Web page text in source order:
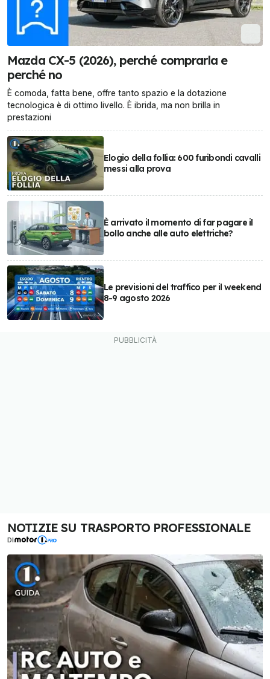
Mazda CX-5 (2026), perché comprarla e
perché no
È comoda, fatta bene, offre tanto spazio e la dotazione
tecnologica è di ottimo livello. È ibrida, ma non brilla in
prestazioni
Elogio della follia: 600 furibondi cavalli
messi alla prova
È arrivato il momento di far pagare il
bollo anche alle auto elettriche?
Le previsioni del traffico per il weekend
8-9 agosto 2026
NOTIZIE SU TRASPORTO PROFESSIONALE
DI